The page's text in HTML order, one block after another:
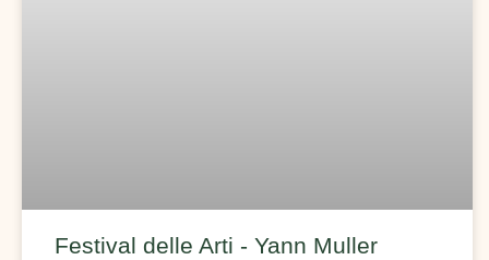
Festival delle Arti - Yann Muller